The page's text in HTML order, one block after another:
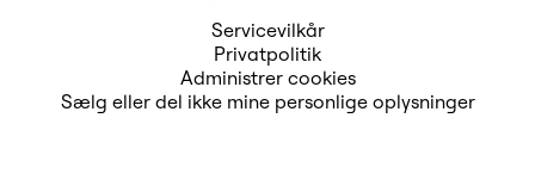
Servicevilkår
Privatpolitik
Administrer cookies
Sælg eller del ikke mine personlige oplysninger